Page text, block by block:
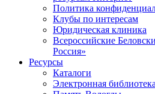
Политика
Клубы по интересам
Юридическая клиника
Всероссийские
Россия»
Ресурсы
Каталоги
Электронная библиотека